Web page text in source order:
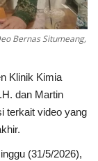
Bernas Situmeang,
Klinik Kimia
dan Martin
terkait video yang
(31/5/2026),